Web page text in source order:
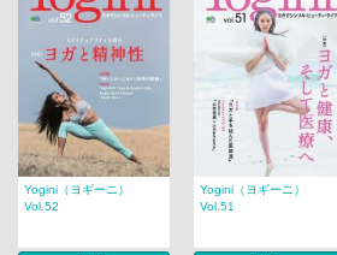
Yogini（ヨギーニ）
Vol.52
Yogini（ヨギーニ）
Vol.51